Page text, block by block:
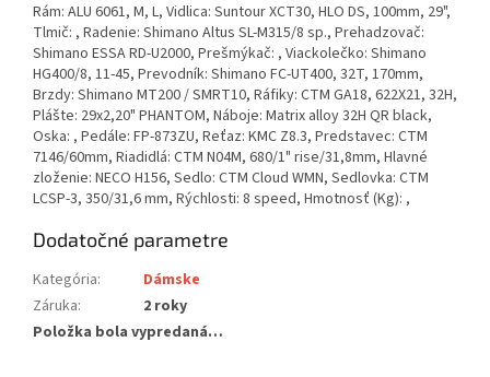
Rám: ALU 6061, M, L, Vidlica: Suntour XCT30, HLO DS, 100mm, 29",
Tlmič: , Radenie: Shimano Altus SL-M315/8 sp., Prehadzovač:
Shimano ESSA RD-U2000, Prešmýkač: , Viackolečko: Shimano
HG400/8, 11-45, Prevodník: Shimano FC-UT400, 32T, 170mm,
Brzdy: Shimano MT200 / SMRT10, Ráfiky: CTM GA18, 622X21, 32H,
Plášte: 29x2,20" PHANTOM, Náboje: Matrix alloy 32H QR black,
Oska: , Pedále: FP-873ZU, Reťaz: KMC Z8.3, Predstavec: CTM
7146/60mm, Riadidlá: CTM N04M, 680/1" rise/31,8mm, Hlavné
zloženie: NECO H156, Sedlo: CTM Cloud WMN, Sedlovka: CTM
LCSP-3, 350/31,6 mm, Rýchlosti: 8 speed, Hmotnosť (Kg): ,
Dodatočné parametre
Kategória:
Dámske
Záruka:
2 roky
Položka bola vypredaná…